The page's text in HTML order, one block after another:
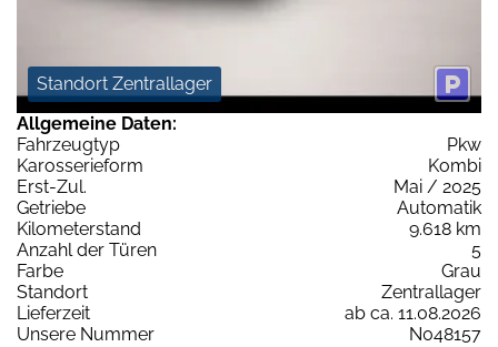
Standort Zentrallager
Allgemeine Daten:
Fahrzeugtyp
Pkw
Karosserieform
Kombi
Erst-Zul.
Mai / 2025
Getriebe
Automatik
Kilometerstand
9.618 km
Anzahl der Türen
5
Farbe
Grau
Standort
Zentrallager
Lieferzeit
ab ca. 11.08.2026
Unsere Nummer
N048157